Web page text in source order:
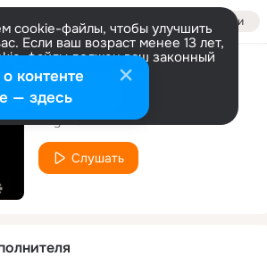
Войти
cookie-файлы, чтобы улучшить
Если ваш возраст менее 13 лет,
файлы должен ваш законный
Больше информации
Настроить
Выходные
Royal G
Слушать
контенте
— здесь